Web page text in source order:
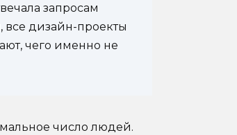
запросам
все дизайн-проекты
чего именно не
число людей.